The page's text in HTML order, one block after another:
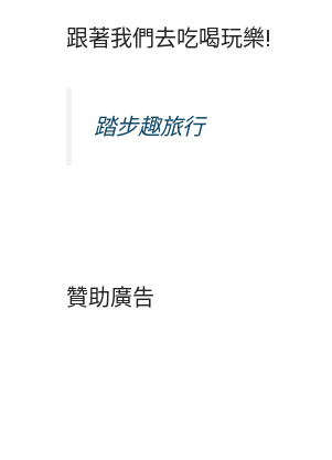
跟著我們去吃喝玩樂!
踏步趣旅行
贊助廣告